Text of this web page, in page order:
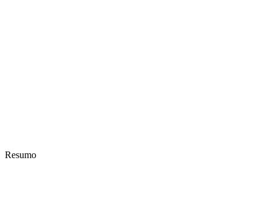
Resumo